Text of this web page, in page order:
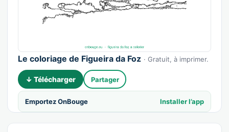
Le coloriage de Figueira da Foz · Gratuit, à imprimer.
↓ Télécharger Partager
Emportez OnBouge Installer l’app